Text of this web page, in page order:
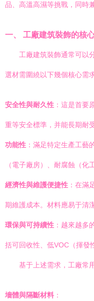
品、高溫高濕等挑戰，同時
一、 工廠建筑裝飾的核
工廠建筑裝飾通常可以
選材需圍繞以下幾個核心需
安全性與耐久性 ：這是首要
重等安全標準，并能長期耐
功能性 ：滿足特定生產工藝
（電子廠房）、耐腐蝕（化
經濟性與維護便捷性 ：在滿
期維護成本。材料應易于清
環保與可持續性 ：越來越多
括可回收性、低VOC（揮發
基于上述需求，工廠常
墻體與隔斷材料 ：